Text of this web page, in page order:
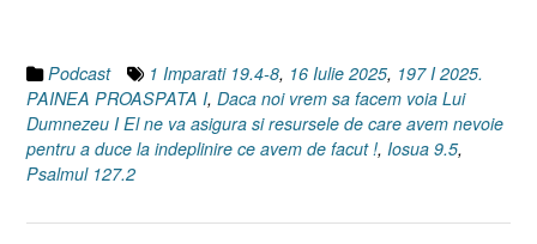
Podcast 1 Imparati 19.4-8, 16 Iulie 2025, 197 I 2025.
PAINEA PROASPATA I, Daca noi vrem sa facem voia Lui
Dumnezeu I El ne va asigura si resursele de care avem nevoie
pentru a duce la indeplinire ce avem de facut !, Iosua 9.5,
Psalmul 127.2